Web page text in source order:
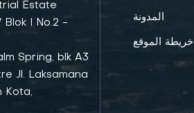
Estate
Blok I No.2 -
Spring, blk A3
Jl. Laksamana
Kota,
المدونة
خريطة الموقع